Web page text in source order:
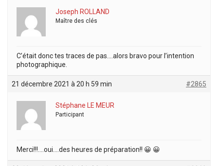
Joseph ROLLAND
Maître des clés
C’était donc tes traces de pas….alors bravo pour l’intention
photographique.
21 décembre 2021 à 20 h 59 min #2865
Stéphane LE MEUR
Participant
Merci!!!….oui….des heures de préparation!! 😀 😀